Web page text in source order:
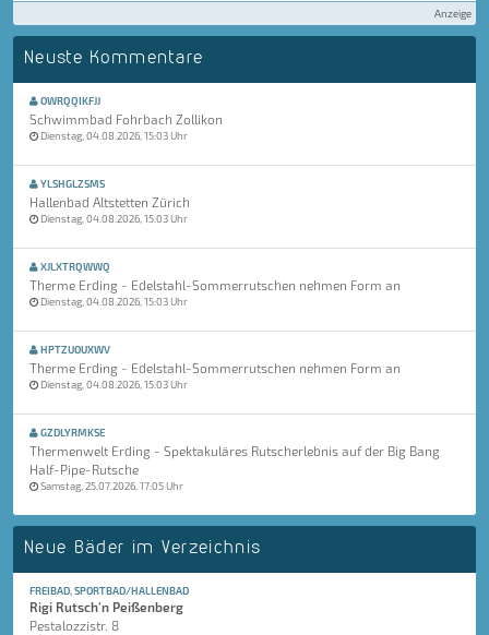
Anzeige
Neuste Kommentare
OWRQQIKFJJ
Schwimmbad Fohrbach Zollikon
Dienstag, 04.08.2026, 15:03 Uhr
YLSHGLZSMS
Hallenbad Altstetten Zürich
Dienstag, 04.08.2026, 15:03 Uhr
XJLXTRQWWQ
Therme Erding - Edelstahl-Sommerrutschen nehmen Form an
Dienstag, 04.08.2026, 15:03 Uhr
HPTZUOUXWV
Therme Erding - Edelstahl-Sommerrutschen nehmen Form an
Dienstag, 04.08.2026, 15:03 Uhr
GZDLYRMKSE
Thermenwelt Erding - Spektakuläres Rutscherlebnis auf der Big Bang
Half-Pipe-Rutsche
Samstag, 25.07.2026, 17:05 Uhr
Neue Bäder im Verzeichnis
FREIBAD, SPORTBAD/HALLENBAD
Rigi Rutsch'n Peißenberg
Pestalozzistr. 8